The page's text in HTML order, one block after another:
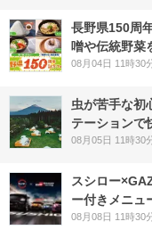
長野県150周
噌や伝統野菜
08月04日 11時30
虫が苦手な初
テーションで
08月05日 11時30
スシロー
ー付きメニュ
08月08日 11時30